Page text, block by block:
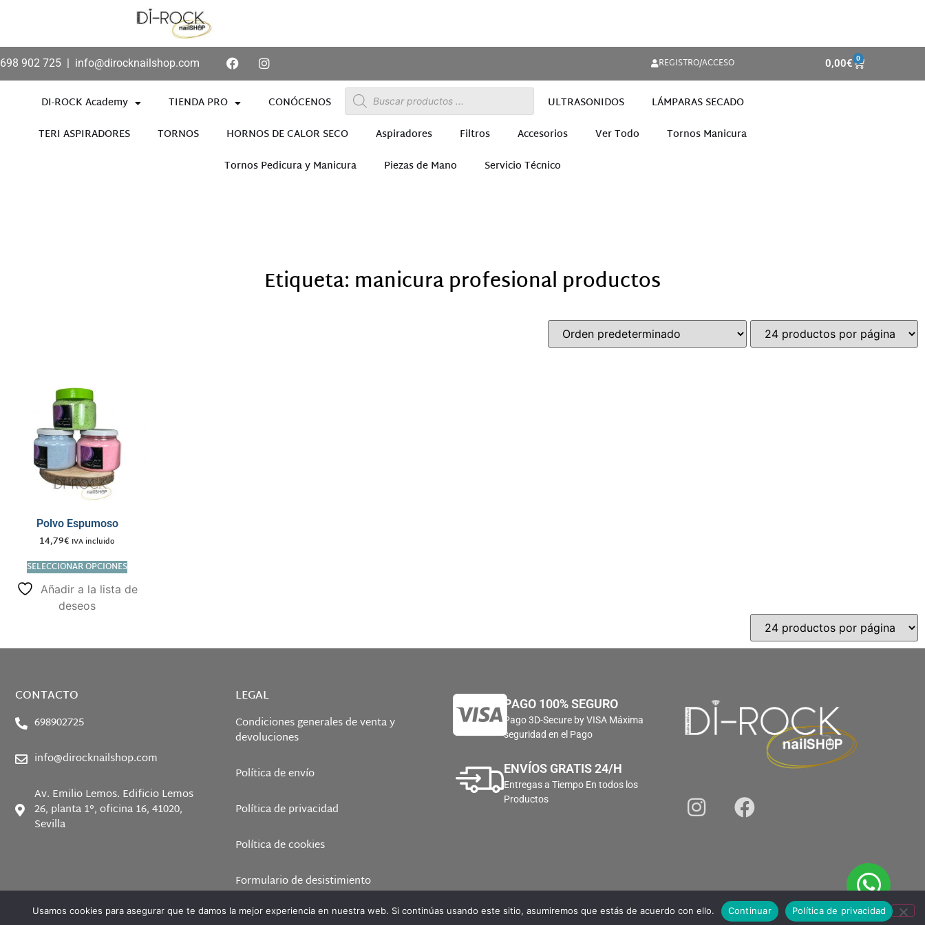
698 902 725 | info@dirocknailshop.com REGISTRO/ACCESO 0,00€ 0
DI-ROCK Academy TIENDA PRO CONÓCENOS ULTRASONIDOS
LÁMPARAS SECADO
TERI ASPIRADORES
TORNOS HORNOS DE CALOR SECO Aspiradores Filtros Accesorios Ver Todo
Tornos Manicura
Tornos Pedicura y Manicura
Piezas de Mano Servicio Técnico
Etiqueta: manicura profesional productos
Polvo Espumoso
14,79€ IVA incluido
SELECCIONAR OPCIONES
Añadir a la lista de
deseos
CONTACTO
698902725
info@dirocknailshop.com
Av. Emilio Lemos. Edificio Lemos
26, planta 1°, oficina 16, 41020,
Sevilla
LEGAL
Condiciones generales de venta y
devoluciones
Política de envío
Política de privacidad
Política de cookies
Formulario de desistimiento
PAGO 100% SEGURO
Pago 3D-Secure by VISA Máxima
seguridad en el Pago
ENVÍOS GRATIS 24/H
Entregas a Tiempo En todos los
Productos
Usamos cookies para asegurar que te damos la mejor experiencia en nuestra web. Si continúas usando este sitio, asumiremos que estás de acuerdo con ello. Continuar Política de privacidad